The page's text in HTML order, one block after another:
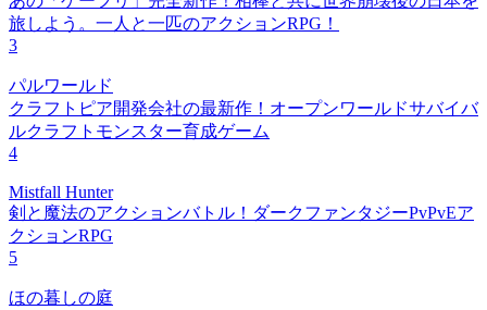
旅しよう。一人と一匹のアクションRPG！
3
パルワールド
クラフトピア開発会社の最新作！オープンワールドサバイバ
ルクラフトモンスター育成ゲーム
4
Mistfall Hunter
剣と魔法のアクションバトル！ダークファンタジーPvPvEア
クションRPG
5
ほの暮しの庭